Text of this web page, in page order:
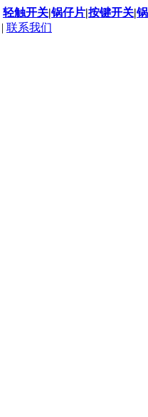
轻触开关|锅仔片|按键开关|
| 联系我们